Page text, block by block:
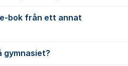
bok från ett annat
gymnasiet?